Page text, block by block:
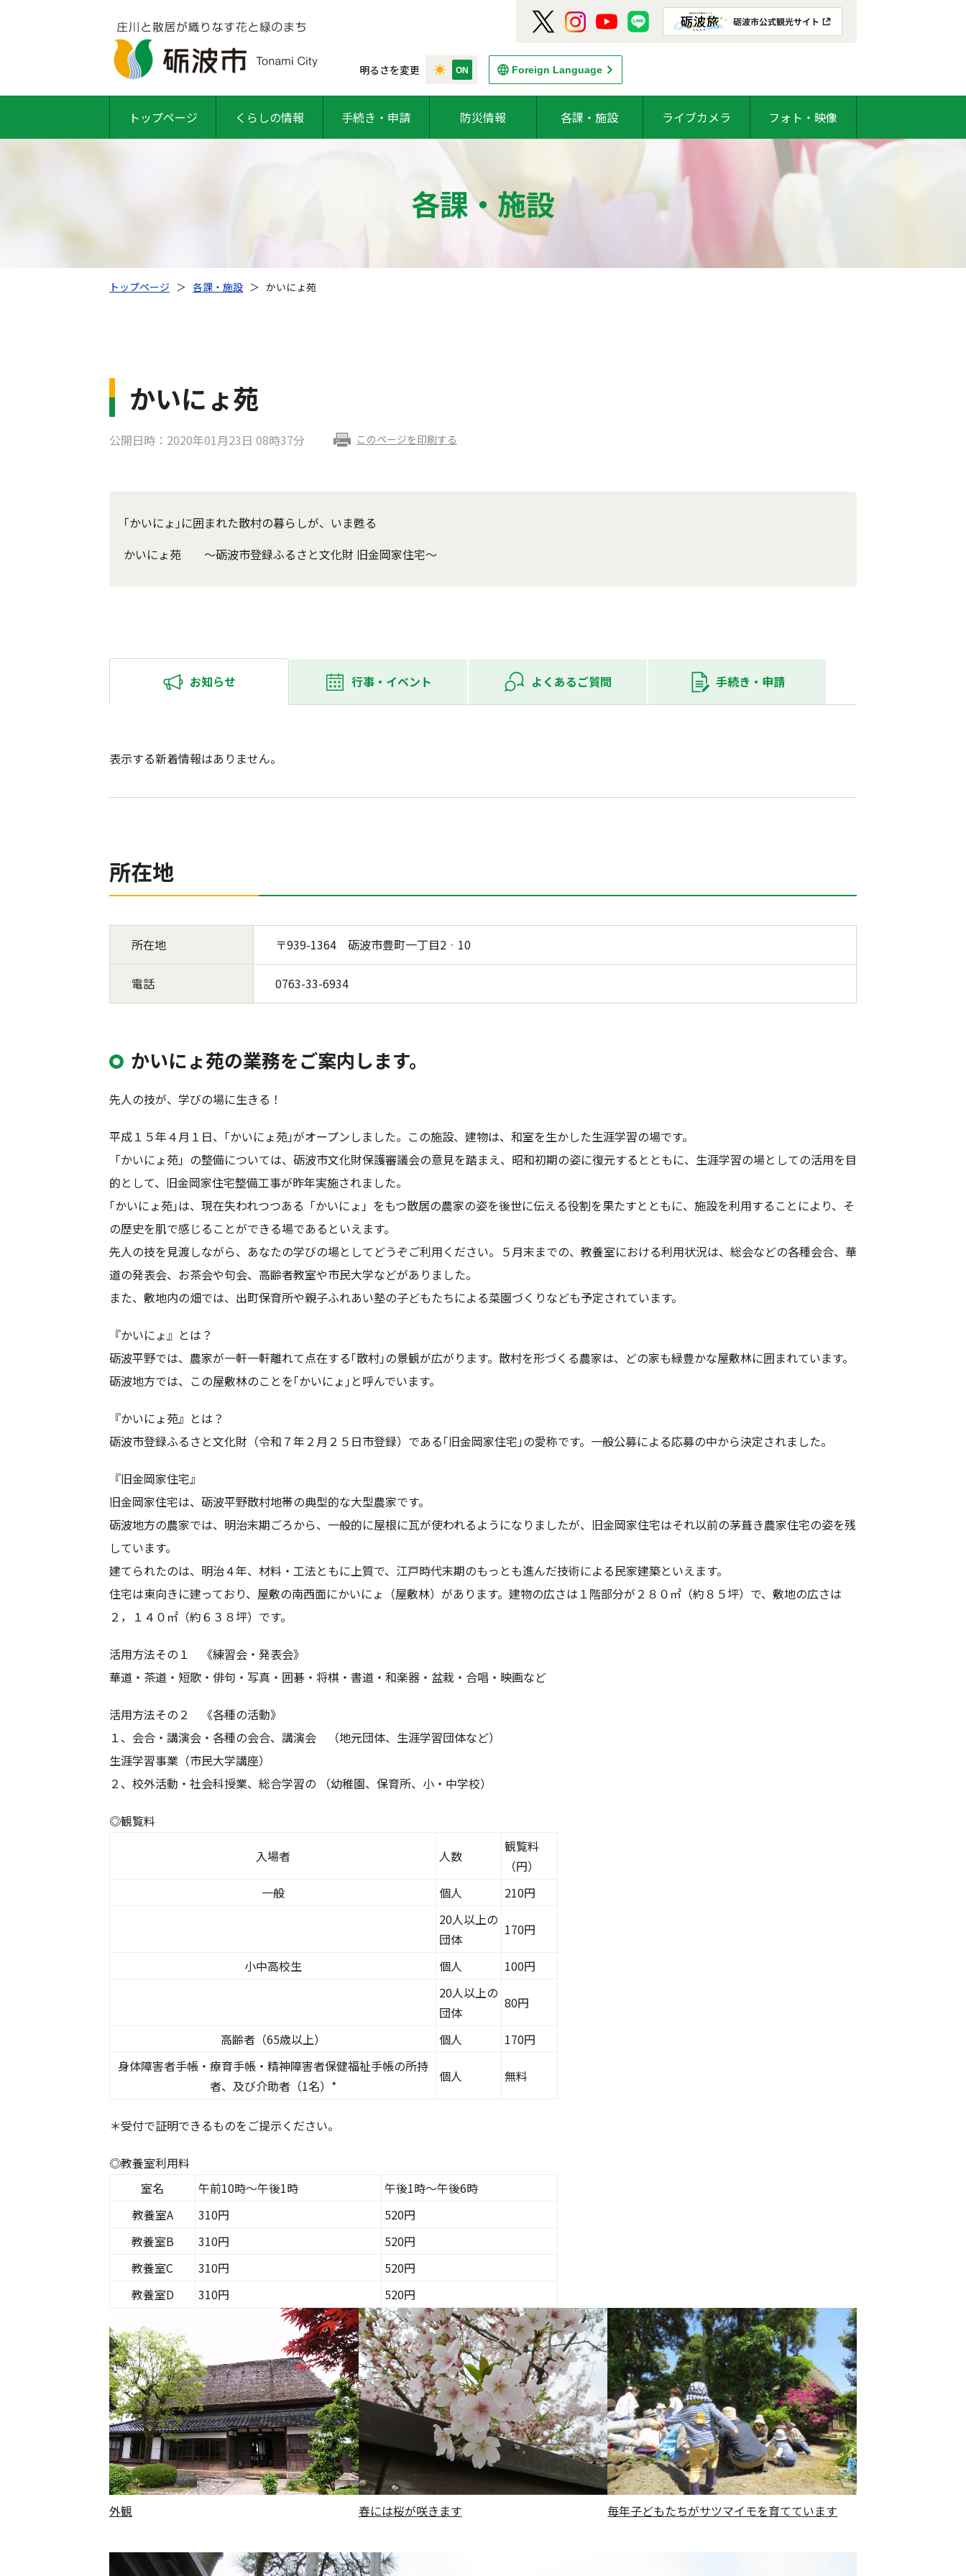
明るさを変更 Foreign Language
トップページ くらしの情報 手続き・申請 防災情報 各課・施設 ライブカメラ フォト・映像
各課・施設
トップページ ＞ 各課・施設 ＞ かいにょ苑
かいにょ苑
公開日時：2020年01月23日 08時37分 このページを印刷する
｢かいにょ｣に囲まれた散村の暮らしが、いま甦る
かいにょ苑 ～砺波市登録ふるさと文化財 旧金岡家住宅～
お知らせ 行事・ イベント よくあるご質問 手続き・ 申請
表示する新着情報はありません。
所在地
所在地 〒939-1364 砺波市豊町一丁目2‐10
電話 0763-33-6934
かいにょ苑の業務をご案内します。
先人の技が、学びの場に生きる！
平成１５年４月１日、｢かいにょ苑｣がオープンしました。この施設、建物は、和室を生かした生涯学習の場です。
「かいにょ苑」の整備については、砺波市文化財保護審議会の意見を踏まえ、昭和初期の姿に復元するとともに、生涯学習の場としての活用を目
的として、旧金岡家住宅整備工事が昨年実施されました。
｢かいにょ苑｣は、現在失われつつある「かいにょ」をもつ散居の農家の姿を後世に伝える役割を果たすとともに、施設を利用することにより、そ
の歴史を肌で感じることができる場であるといえます。
先人の技を見渡しながら、あなたの学びの場としてどうぞご利用ください。５月末までの、教養室における利用状況は、総会などの各種会合、華
道の発表会、お茶会や句会、高齢者教室や市民大学などがありました。
また、敷地内の畑では、出町保育所や親子ふれあい塾の子どもたちによる菜園づくりなども予定されています。
『かいにょ』とは？
砺波平野では、農家が一軒一軒離れて点在する｢散村｣の景観が広がります。散村を形づくる農家は、どの家も緑豊かな屋敷林に囲まれています。
砺波地方では、この屋敷林のことを｢かいにょ｣と呼んでいます。
『かいにょ苑』とは？
砺波市登録ふるさと文化財（令和７年２月２５日市登録）である｢旧金岡家住宅｣の愛称です。一般公募による応募の中から決定されました。
『旧金岡家住宅』
旧金岡家住宅は、砺波平野散村地帯の典型的な大型農家です。
砺波地方の農家では、明治末期ごろから、一般的に屋根に瓦が使われるようになりましたが、旧金岡家住宅はそれ以前の茅葺き農家住宅の姿を残
しています。
建てられたのは、明治４年、材料・工法ともに上質で、江戸時代末期のもっとも進んだ技術による民家建築といえます。
住宅は東向きに建っており、屋敷の南西面にかいにょ（屋敷林）があります。建物の広さは１階部分が２８０㎡（約８５坪）で、敷地の広さは
２，１４０㎡（約６３８坪）です。
活用方法その１ 《練習会・発表会》
華道・茶道・短歌・俳句・写真・囲碁・将棋・書道・和楽器・盆栽・合唱・映画など
活用方法その２ 《各種の活動》
１、会合・講演会・各種の会合、講演会 （地元団体、生涯学習団体など）
生涯学習事業（市民大学講座）
２、校外活動・社会科授業、総合学習の （幼稚園、保育所、小・中学校）
◎観覧料
入場者 人数
観覧料
（円）
一般
個人
210円
20人以上の
団体
170円
小中高校生 個人
100円
20人以上の
団体
80円
高齢者（65歳以上） 個人
170円
身体障害者手帳・療育手帳・精神障害者保健福祉手帳の所持
者、及び介助者（1名）*
個人 無料
＊受付で証明できるものをご提示ください。
◎教養室利用料
室名
午前10時～午後1時
午後1時～午後6時
教養室A
310円
520円
教養室B
310円
520円
教養室C
310円
520円
教養室D
310円 520円
外観 春には桜が咲きます 毎年子どもたちがサツマイモを育てています